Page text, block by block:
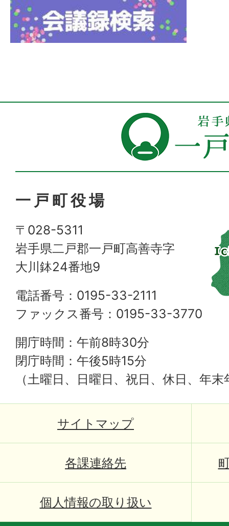
一戸町役場
〒028-5311
岩手県二戸郡一戸町高善寺字
大川鉢24番地9
電話番号：0195-33-2111
ファックス番号：0195-33-3770
開庁時間：午前8時30分
閉庁時間：午後5時15分
（土曜日、日曜日、祝日、休日、年
サイトマップ
各課連絡先
個人情報の取り扱い